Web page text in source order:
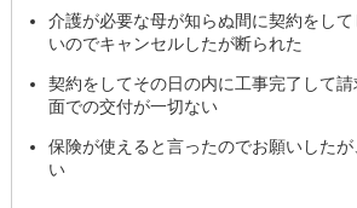
介護が必要な母が知らぬ間に契約をし
いのでキャンセルしたが断られた
契約をしてその日の内に工事完了して
面での交付が一切ない
保険が使えると言ったのでお願いした
い